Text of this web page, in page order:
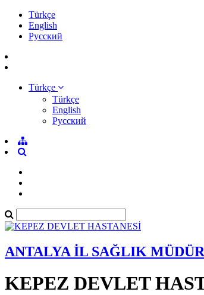
Türkçe
English
Pусский
Türkçe
Türkçe
English
Pусский
ANTALYA İL SAĞLIK
KEPEZ DEVLET